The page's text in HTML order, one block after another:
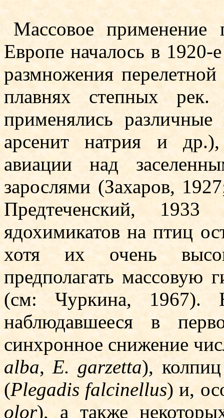
Массовое применение
Европе началось в 1920-
размножения
плавнях степных
применялись различные
арсенит натрия и
авиации над
зарослями (Захаров,
Предтеченский,
ядохимикатов на птиц
хотя их очень
предполагать массовую
(см: Чуркина, 1967).
наблюдавшееся в
синхронное снижение
alba,E. garzetta),
(Plegadis falcinellus) и,
olor), а также